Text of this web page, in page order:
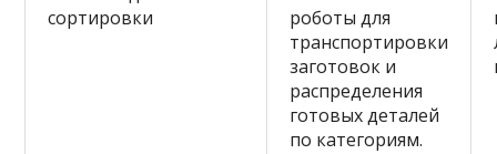
сортировки
роботы для
транспортировки
заготовок и
распределения
готовых деталей
по категориям.